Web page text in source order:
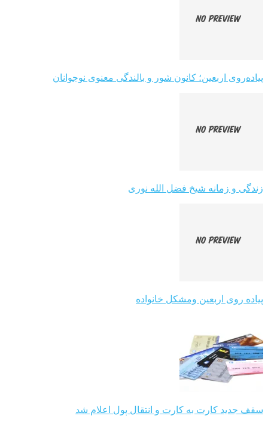
پیاده‌روی اربعین؛ کانون شور و بالندگی معنوی نوجوانان
زندگی و زمانه شیخ فضل الله نوری
پیاده روی اربعین ومشکل خانواده
سقف جدید کارت به کارت و انتقال پول اعلام شد